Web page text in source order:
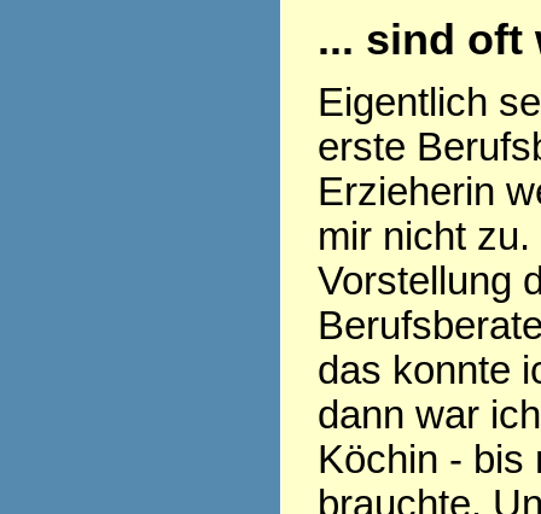
... sind oft
Eigentlich
erste
Erzieherin
mir nicht
Vorstellung
das konnte
dann war
Köchin - bis
brauchte.